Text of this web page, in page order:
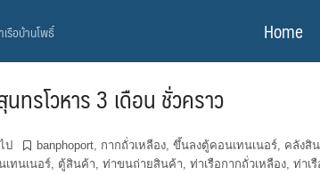
เรือบ้านโพธิ์ Home
รโวหาร 3 เดือน ชั่วคราว
ป banphoport, กากถั่วเหลือง, ขึ้นลงตู้คอนเทนเนอร์, คลังสิ
เทนเนอร์, ตู้สินค้า, ท่าขนถ่ายสินค้า, ท่าเรือกากถั่วเหลือง, ท่าเ